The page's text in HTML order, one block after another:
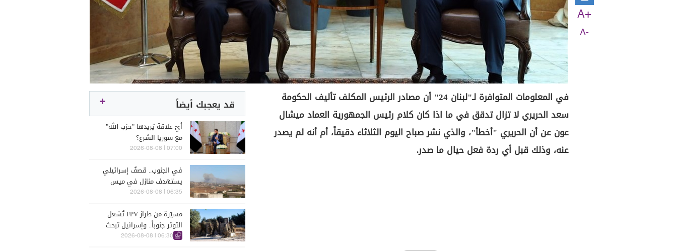
A+
A-
في المعلومات المتوافرة لـ"لبنان 24" أن مصادر الرئيس المكلف تأليف الحكومة
سعد الحريري لا تزال تدقق في ما اذا كان كلام رئيس الجمهورية العماد ميشال
عون عن أن الحريري "أخطأ"، والذي نشر صباح اليوم الثلاثاء دقيقاً، أم أنه لم يصدر
عنه، وذلك قبل أي ردة فعل حيال ما صدر.
قد يعجبك أيضاً
أيّ علاقة يُريدها "حزب الله"
مع سوريا الشرع؟
07:00 | 2026-08-08
في الجنوب.. قصفٌ إسرائيلي
يستهدف منازل في ميس
الجبل والمنصوري
06:35 | 2026-08-08
مسيّرة من طراز FPV تُشعل
التوتر جنوباً.. وإسرائيل تبحث
عن ردّ أقوى
06:30 | 2026-08-08